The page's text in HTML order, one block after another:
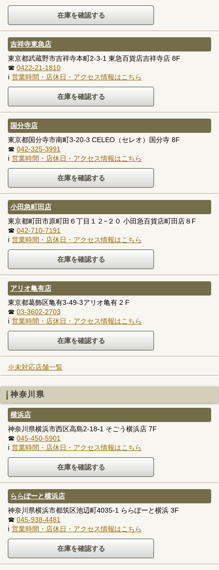
吉祥寺東急店
東京都武蔵野市吉祥寺本町2-3-1 東急百貨店吉祥寺店 8F
☎ 0422-21-1810
ℹ 営業時間・店休日・アクセス情報はこちら
国分寺店
東京都国分寺市南町3-20-3 CELEO（セレオ）国分寺 8F
☎ 042-325-3991
ℹ 営業時間・店休日・アクセス情報はこちら
小田急町田店
東京都町田市原町田６丁目１２−２０ 小田急百貨店町田店８F
☎ 042-710-7191
ℹ 営業時間・店休日・アクセス情報はこちら
アリオ亀有店
東京都葛飾区亀有3-49-3アリオ亀有 2 F
☎ 03-3602-2703
ℹ 営業時間・店休日・アクセス情報はこちら
※未対応店舗一覧
神奈川県
横浜店
神奈川県横浜市西区高島2-18-1 そごう横浜店 7F
☎ 045-450-5901
ℹ 営業時間・店休日・アクセス情報はこちら
ららぽーと横浜店
神奈川県横浜市都筑区池辺町4035-1 ららぽーと横浜 3F
☎ 045-938-4481
ℹ 営業時間・店休日・アクセス情報はこちら